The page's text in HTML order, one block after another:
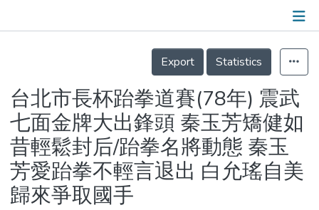
Statistics
Details
Export
Statistics
台北市長杯跆拳道賽(78年) 震武
七面金牌大出鋒頭 秦玉芳矯健如
昔輕鬆封后/跆拳名將動態 秦玉
芳愛跆拳不輕言退出 白允瑤自美
歸來爭取國手